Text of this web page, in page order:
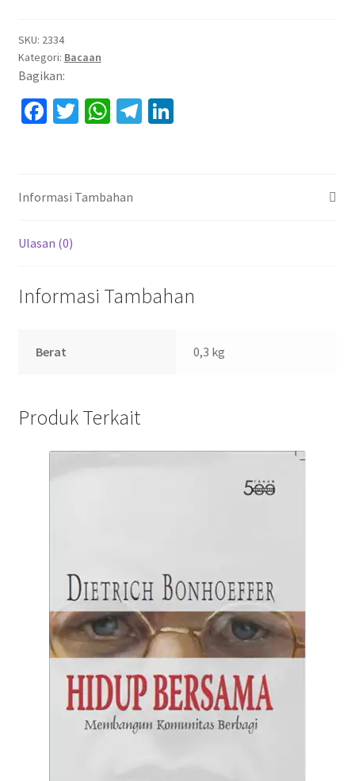
SKU: 2334
Kategori: Bacaan
Bagikan:
Fa
o
o
k
T
er
W
sA
p
Te Li
Informasi Tambahan
Ulasan (0)
Informasi Tambahan
Berat 0,3 kg
Produk Terkait